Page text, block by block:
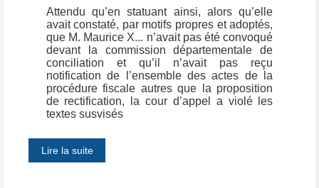
Attendu qu’en statuant ainsi, alors qu’elle
avait constaté, par motifs propres et adoptés,
que M. Maurice X... n’avait pas été convoqué
devant la commission départementale de
conciliation et qu’il n’avait pas reçu
notification de l’ensemble des actes de la
procédure fiscale autres que la proposition
de rectification, la cour d’appel a violé les
textes susvisés
Lire la suite